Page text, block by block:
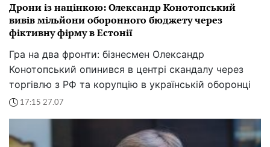
Дрони із націнкою: Олександр Конотопський
вивів мільйони оборонного бюджету через
фіктивну фірму в Естонії
Гра на два фронти: бізнесмен Олександр
Конотопський опинився в центрі скандалу через
торгівлю з РФ та корупцію в українській оборонці
17:15 27.07